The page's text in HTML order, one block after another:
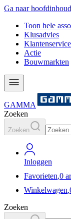
Ga naar hoofdinhoud
Toon hele
Klusadvies
Klantenservice
Actie
Bouwmarkten
GAMMA
Zoeken
Zoeken
Inloggen
Favorieten,0
Winkelwagen,
Zoeken